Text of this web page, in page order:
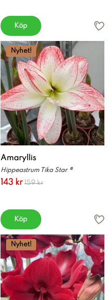
Köp
Nyhet!
Amaryllis
Hippeastrum Tika Star ®
143 kr 159 kr
Köp
Nyhet!